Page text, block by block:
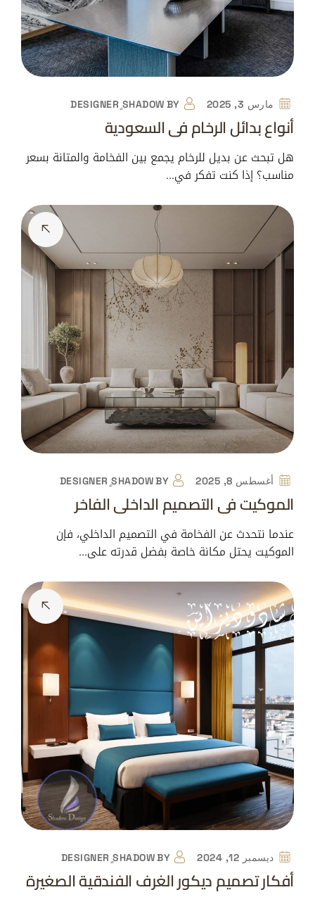
مارس 3, 2025 BY DESIGNER ٍSHADOW
أنواع بدائل الرخام في السعودية
هل تبحث عن بديل للرخام يجمع بين الفخامة والمتانة بسعر
مناسب؟ إذا كنت تفكر في…
أغسطس 8, 2025 BYDESIGNER ٍSHADOW
الموكيت في التصميم الداخلي الفاخر
عندما نتحدث عن الفخامة في التصميم الداخلي، فإن
الموكيت يحتل مكانة خاصة بفضل قدرته على…
ديسمبر 12, 2024 BYDESIGNER ٍSHADOW
أفكار تصميم ديكور الغرف الفندقية الصغيرة